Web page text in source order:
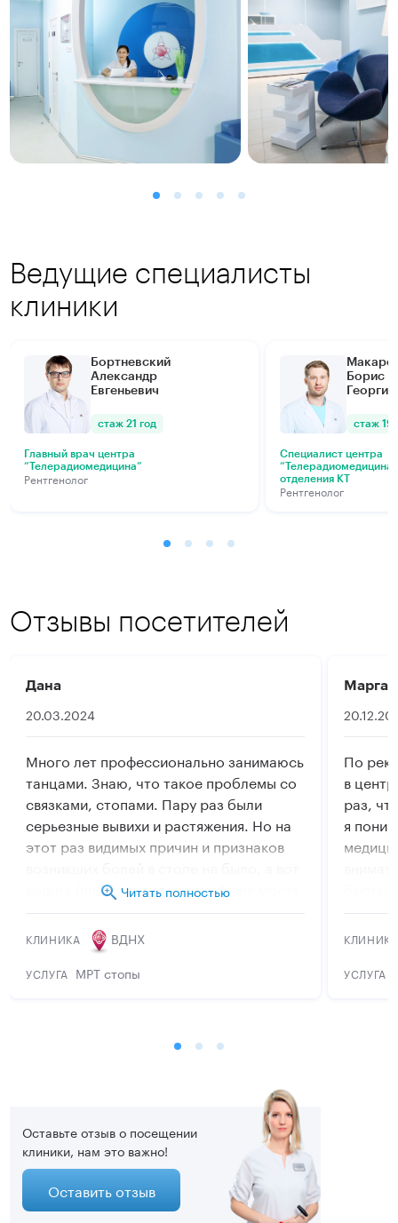
Ведущие специалисты
клиники
Бортневский
Александр
Евгеньевич
стаж 21 год
Главный врач центра
“Телерадиомедицина”
Рентгенолог
Борис
стаж 19
Специалист центра
“Телерадиомедицина”
отделения КТ
Рентгенолог
Отзывы посетителей
Дана
20.03.2024
Много лет профессионально занимаюсь
танцами. Знаю, что такое проблемы со
связками, стопами. Пару раз были
серьезные вывихи и растяжения. Но на
этот раз видимых причин и признаков
ходить (ни то, что танцевать) я не могла.
Надо было сделать МРТ по
рекомендации своего врача, у которого
уже не первый год наблюдаюсь.
ЦМРТ на ВДНХ недалеко от моего дома.
Читать полностью
КЛИНИКА ВДНХ
УСЛУГА МРТ стопы
По
в
раз,
я
КЛИНИКА
УСЛУГА
Оставьте отзыв о посещении
клиники, нам это важно!
Оставить отзыв